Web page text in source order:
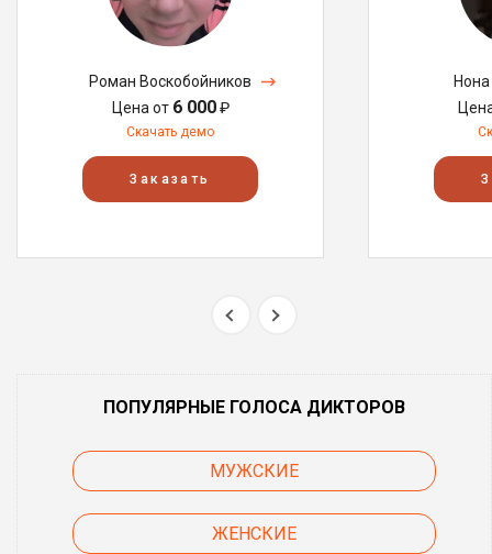
Роман Воскобойников
Цена от 6 000₽
Скачать демо
Заказать
ПОПУЛЯРНЫЕ ГОЛОСА ДИКТОРОВ
МУЖСКИЕ
ЖЕНСКИЕ